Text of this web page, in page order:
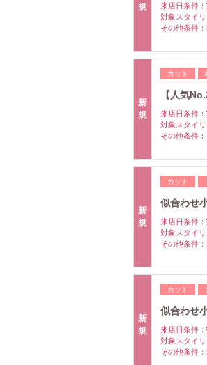
規
来店日条件：
対象スタイリ
その他条件：
新
規
カット
【人気
来店日条件：
対象スタイリ
その他条件：
新
規
カット
似合わせ
来店日条件：
対象スタイリ
その他条件：
新
規
カット
似合わせ
来店日条件：
対象スタイリ
その他条件：